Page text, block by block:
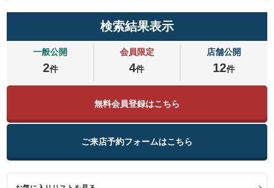
検索結果表示
一般公開
2件
会員限定
4件
店舗公開
12件
無料会員登録はこちら
ご来店予約フォームはこちら